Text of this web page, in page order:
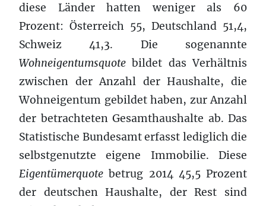
diese Länder hatten weniger als 60
Prozent: Österreich 55, Deutschland 51,4,
Schweiz 41,3. Die sogenannte
Wohneigentumsquote bildet das Verhältnis
zwischen der Anzahl der Haushalte, die
Wohneigentum gebildet haben, zur Anzahl
der betrachteten Gesamthaushalte ab. Das
Statistische Bundesamt erfasst lediglich die
selbstgenutzte eigene Immobilie. Diese
Eigentümerquote betrug 2014 45,5 Prozent
der deutschen Haushalte, der Rest sind